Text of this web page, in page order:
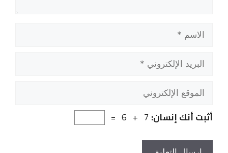
الاسم
البريد
الإلكتروني
الموقع
الإلكتروني
أثبت أنك إنسان: 7 + 6 =